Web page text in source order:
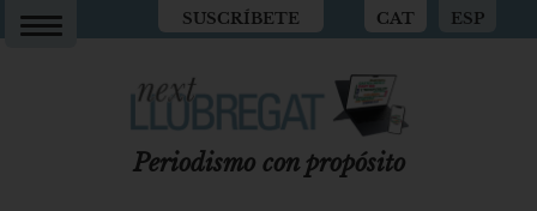
SUSCRÍBETE CAT ESP
Periodismo con propósito